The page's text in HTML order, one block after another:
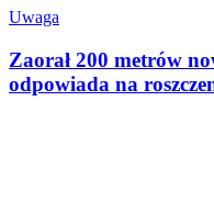
Uwaga
Zaorał 200 metrów
odpowiada na